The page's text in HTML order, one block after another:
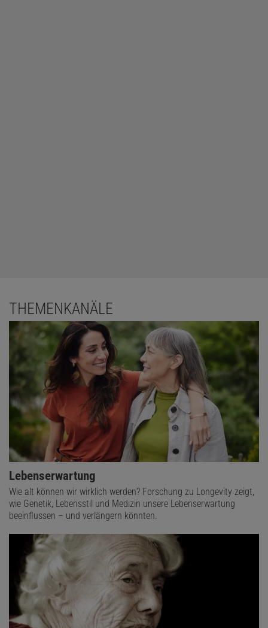
THEMENKANÄLE
Lebenserwartung
Wie alt können wir wirklich werden? Forschung zu Longevity zeigt,
wie Genetik, Lebensstil und Medizin unsere Lebenserwartung
beeinflussen – und verlängern könnten.